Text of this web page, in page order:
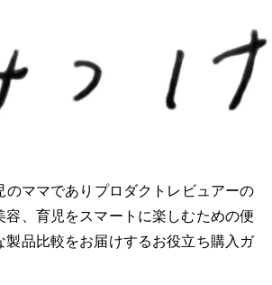
のママでありプロダクトレビュアーのMio
容、育児をスマートに楽しむための便
製品比較をお届けするお役立ち購入ガ